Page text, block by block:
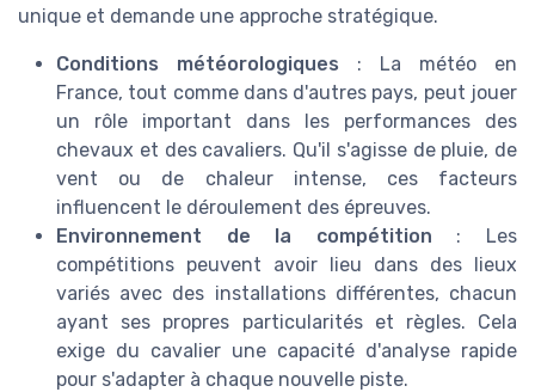
unique et demande une approche stratégique.
Conditions météorologiques : La météo en
France, tout comme dans d'autres pays, peut jouer
un rôle important dans les performances des
chevaux et des cavaliers. Qu'il s'agisse de pluie, de
vent ou de chaleur intense, ces facteurs
influencent le déroulement des épreuves.
Environnement de la compétition : Les
compétitions peuvent avoir lieu dans des lieux
variés avec des installations différentes, chacun
ayant ses propres particularités et règles. Cela
exige du cavalier une capacité d'analyse rapide
pour s'adapter à chaque nouvelle piste.